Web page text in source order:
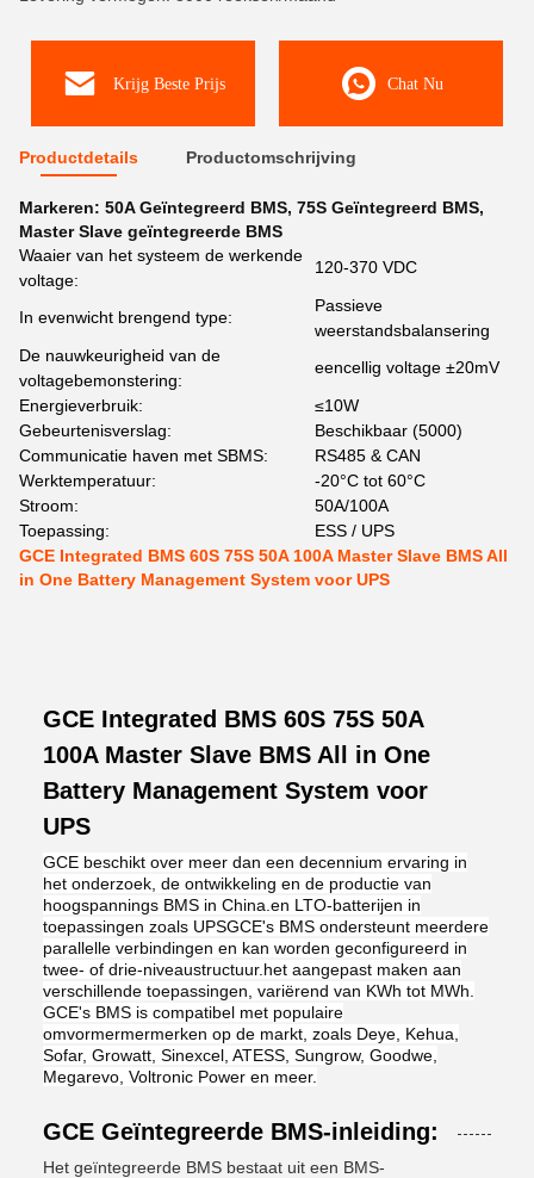
Krijg Beste Prijs Chat Nu
Productdetails Productomschrijving
Markeren: 50A Geïntegreerd BMS, 75S Geïntegreerd BMS,
Master Slave geïntegreerde BMS
Waaier van het systeem de werkende
voltage:
120-370 VDC
In evenwicht brengend type:
Passieve
weerstandsbalansering
De nauwkeurigheid van de
voltagebemonstering:
eencellig voltage ±20mV
Energieverbruik:
≤10W
Gebeurtenisverslag:
Beschikbaar (5000)
Communicatie haven met SBMS:
RS485 & CAN
Werktemperatuur:
-20°C tot 60°C
Stroom:
50A/100A
Toepassing:
ESS / UPS
GCE Integrated BMS 60S 75S 50A 100A Master Slave BMS All
in One Battery Management System voor UPS
GCE Integrated BMS 60S 75S 50A
100A Master Slave BMS All in One
Battery Management System voor
UPS
GCE beschikt over meer dan een decennium ervaring in
het onderzoek, de ontwikkeling en de productie van
hoogspannings BMS in China.en LTO-batterijen in
toepassingen zoals UPSGCE's BMS ondersteunt meerdere
parallelle verbindingen en kan worden geconfigureerd in
twee- of drie-niveaustructuur.het aangepast maken aan
verschillende toepassingen, variërend van KWh tot MWh.
GCE's BMS is compatibel met populaire
omvormermermerken op de markt, zoals Deye, Kehua,
Sofar, Growatt, Sinexcel, ATESS, Sungrow, Goodwe,
Megarevo, Voltronic Power en meer.
GCE Geïntegreerde BMS-inleiding:
Het geïntegreerde BMS bestaat uit een BMS-